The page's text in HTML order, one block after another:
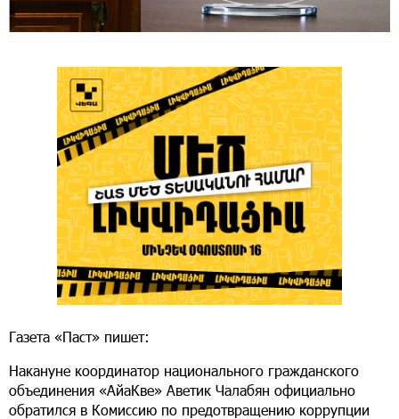
Газета «Паст» пишет:
Накануне координатор национального гражданского
объединения «АйаКве» Аветик Чалабян официально
обратился в Комиссию по предотвращению коррупции